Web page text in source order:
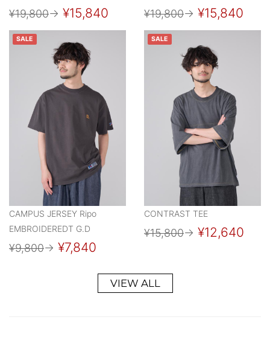
¥19,800→ ¥15,840 ¥19,800→ ¥15,840
SALE
CAMPUS JERSEY Ripo
EMBROIDEREDT G.D
¥9,800→ ¥7,840
SALE
CONTRAST TEE
¥15,800→ ¥12,640
VIEW ALL